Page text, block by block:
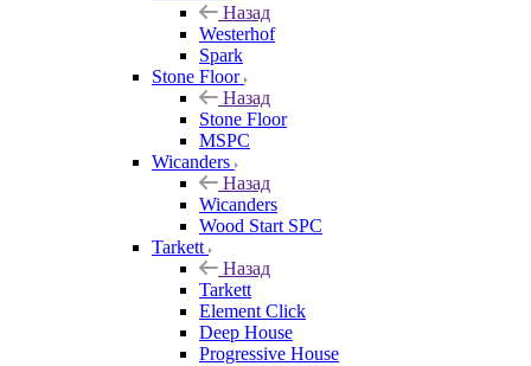
Назад
Westerhof
Spark
Stone Floor
Назад
Stone Floor
MSPC
Wicanders
Назад
Wicanders
Wood Start SPC
Tarkett
Назад
Tarkett
Element Click
Deep House
Progressive House